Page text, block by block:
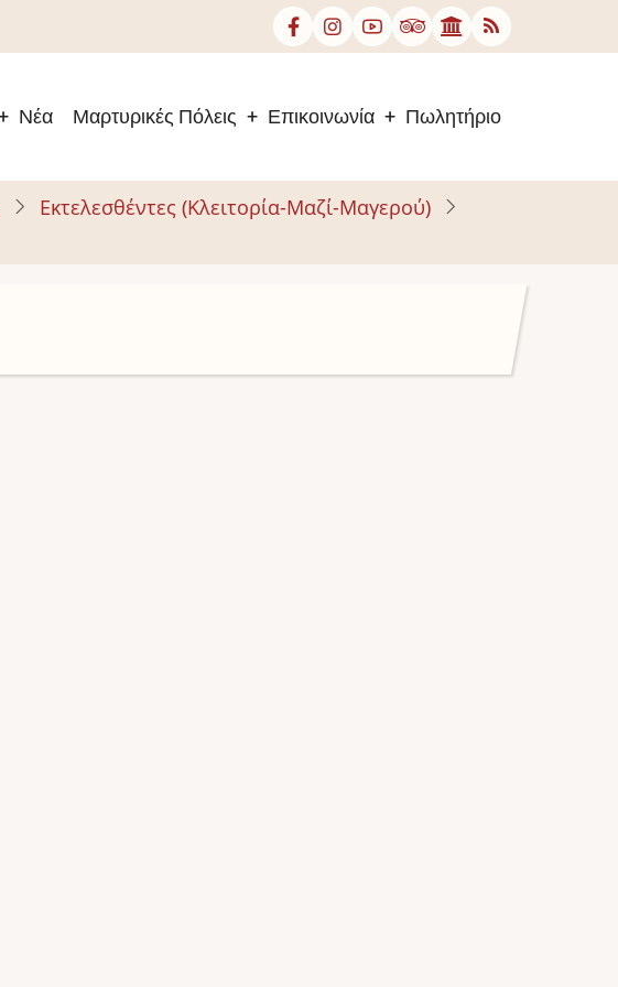
Νέα Μαρτυρικές Πόλεις Επικοινωνία Πωλητήριο
Εκτελεσθέντες (Κλειτορία-Μαζί-Μαγερού)